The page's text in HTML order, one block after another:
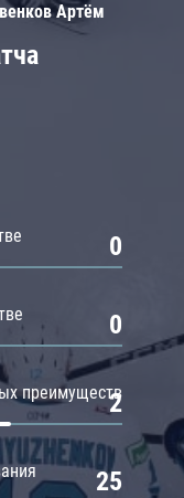
0
0
преимуществ
2
25
Артём